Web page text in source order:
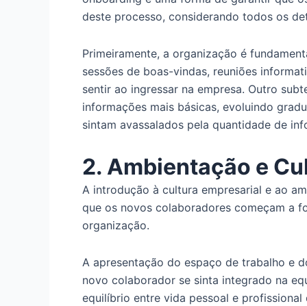
deste processo, considerando todos os
Primeiramente, a organização é
sessões de boas-vindas, reuniões
sentir ao ingressar na empresa. Outro
informações mais básicas, evoluindo
sintam avassalados pela quantidade de
2. Ambientação e
A introdução à cultura empresarial e ao
que os novos colaboradores começam a
organização.
A apresentação do espaço de trabalho e
novo colaborador se sinta integrado na
equilíbrio entre vida pessoal e